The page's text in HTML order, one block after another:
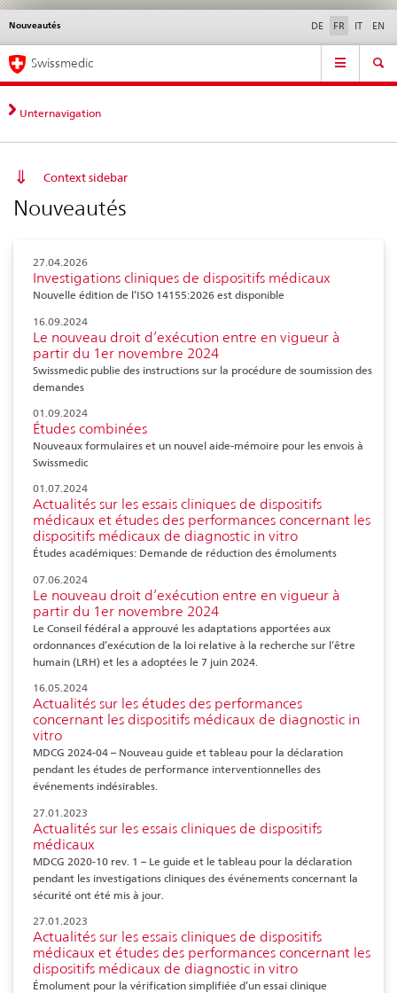
Navigation
directe:
actualités,
bases
contact
Actualités & Mises à
normes
Contact | Support &
aide
Nouveautés DE FR IT EN
Service
Navigation
Swissmedic
Unternavigation
Context sidebar
Nouveautés
27.04.2026
Investigations cliniques de dispositifs médicaux
Nouvelle édition de l’ISO 14155:2026 est disponible
16.09.2024
Le nouveau droit d’exécution entre en vigueur à
partir du 1er novembre 2024
Swissmedic publie des instructions sur la procédure de soumission des
demandes
01.09.2024
Études combinées
Nouveaux formulaires et un nouvel aide-mémoire pour les envois à
Swissmedic
01.07.2024
Actualités sur les essais cliniques de dispositifs
médicaux et études des performances concernant les
dispositifs médicaux de diagnostic in vitro
Études académiques: Demande de réduction des émoluments
07.06.2024
Le nouveau droit d’exécution entre en vigueur à
partir du 1er novembre 2024
Le Conseil fédéral a approuvé les adaptations apportées aux
ordonnances d’exécution de la loi relative à la recherche sur l’être
humain (LRH) et les a adoptées le 7 juin 2024.
16.05.2024
Actualités sur les études des performances
concernant les dispositifs médicaux de diagnostic in
vitro
MDCG 2024-04 – Nouveau guide et tableau pour la déclaration
pendant les études de performance interventionnelles des
événements indésirables.
27.01.2023
Actualités sur les essais cliniques de dispositifs
médicaux
MDCG 2020-10 rev. 1 – Le guide et le tableau pour la déclaration
pendant les investigations cliniques des événements concernant la
sécurité ont été mis à jour.
27.01.2023
Actualités sur les essais cliniques de dispositifs
médicaux et études des performances concernant les
dispositifs médicaux de diagnostic in vitro
Émolument pour la vérification simplifiée d’un essai clinique